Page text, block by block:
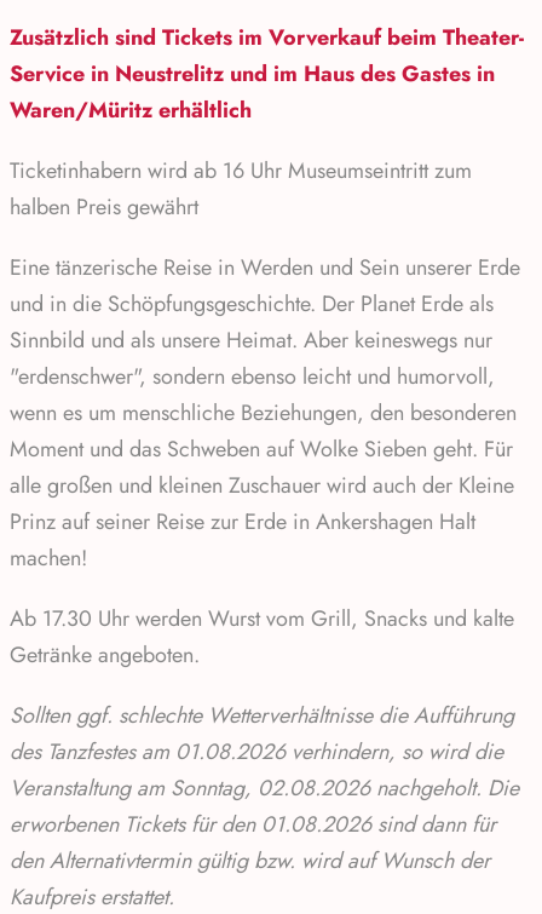
Zusätzlich sind Tickets im Vorverkauf beim Theater-
Service in Neustrelitzund im Haus des Gastes in
Waren/Müritzerhältlich
Ticketinhabern wird ab 16 Uhr Museumseintritt zum
halben Preis gewährt
Eine tänzerische Reise in Werden und Sein unserer Erde
und in die Schöpfungsgeschichte. Der Planet Erde als
Sinnbild und als unsere Heimat. Aber keineswegs nur
"erdenschwer", sondern ebenso leicht und humorvoll,
wenn es um menschliche Beziehungen, den besonderen
Moment und das Schweben auf Wolke Sieben geht. Für
alle großen und kleinen Zuschauer wird auch der Kleine
Prinz auf seiner Reise zur Erde in Ankershagen Halt
machen!
Ab 17.30 Uhr werden Wurst vom Grill, Snacks und kalte
Getränke angeboten.
Sollten ggf. schlechte Wetterverhältnisse die Aufführung
des Tanzfestes am 01.08.2026 verhindern, so wird die
Veranstaltung am Sonntag, 02.08.2026 nachgeholt. Die
erworbenen Tickets für den 01.08.2026 sind dann für
den Alternativtermin gültig bzw. wird auf Wunsch der
Kaufpreis erstattet.